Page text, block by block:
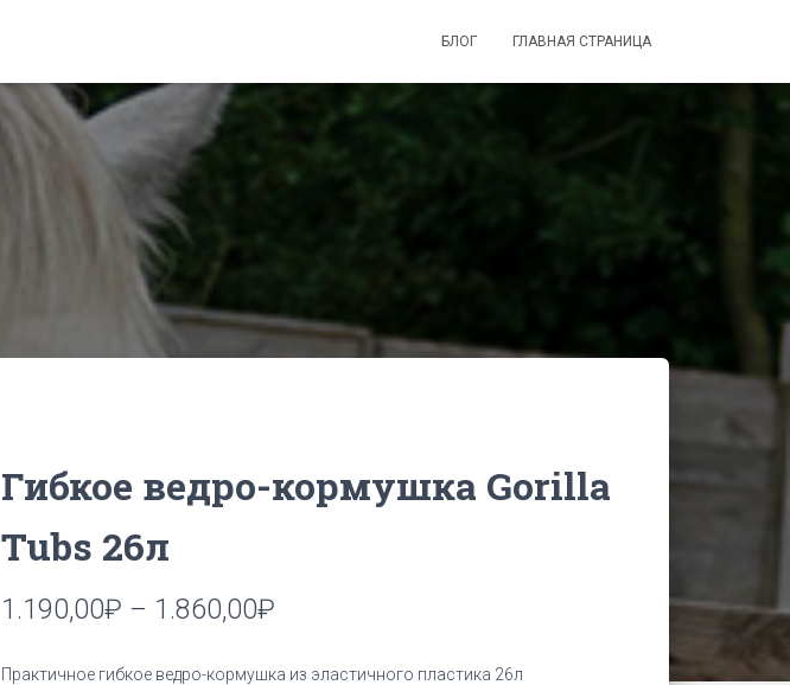
БЛОГ ГЛАВНАЯ СТРАНИЦА
Гибкое ведро-кормушка Gorilla
Tubs 26л
1.190,00₽ – 1.860,00₽
Практичное гибкое ведро-кормушка из эластичного пластика 26л